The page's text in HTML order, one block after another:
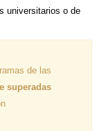
universitarios o de
de las
superadas